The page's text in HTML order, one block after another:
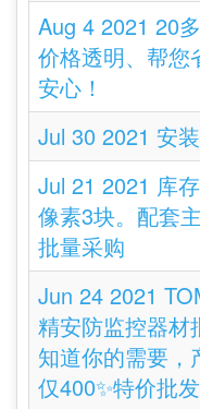
Aug 4 2021 20
价格透明、帮您
安心！
Jul 30 2021 安
Jul 21 2021 库
像素3块。配套
批量采购
Jun 24 2021
精安防监控器材
知道你的需要，
仅400✨特价批